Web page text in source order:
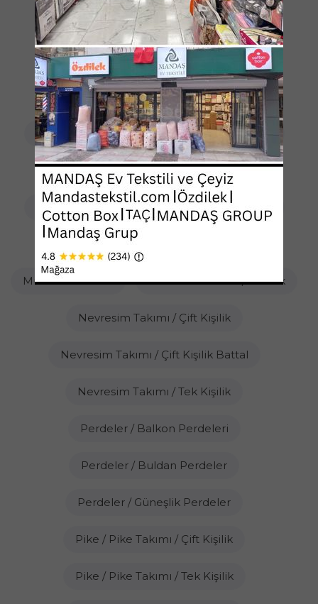
Koltuk Örtüsü / Süngerli
Koltuk Örtüsü / Şönil Dokuma
Koltuk Örtüsü / Tay Tüyü
Market Ürünleri / Yöresel Lezzetler Pekmez
Masa Örtüsü / Runner / Diğer
Masa Örtüsü / Runner / Kesme Masa Örtüsü
Masa Örtüsü / Runner / Kesme Pvc
Mutfak Önlükleri Nevresim Takımı / Bebek
Nevresim Takımı / Çift Kişilik
Nevresim Takımı / Çift Kişilik Battal
Nevresim Takımı / Tek Kişilik
Perdeler / Balkon Perdeleri
Perdeler / Buldan Perdeler
Perdeler / Güneşlik Perdeler
Pike / Pike Takımı / Çift Kişilik
Pike / Pike Takımı / Tek Kişilik